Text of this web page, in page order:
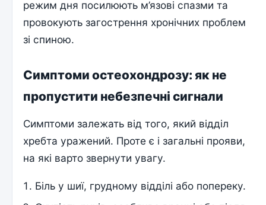
режим дня посилюють м’язові спазми та
провокують загострення хронічних проблем
зі спиною.
Симптоми остеохондрозу: як не
пропустити небезпечні сигнали
Симптоми залежать від того, який відділ
хребта уражений. Проте є і загальні прояви,
на які варто звернути увагу.
Біль у шиї, грудному відділі або попереку.